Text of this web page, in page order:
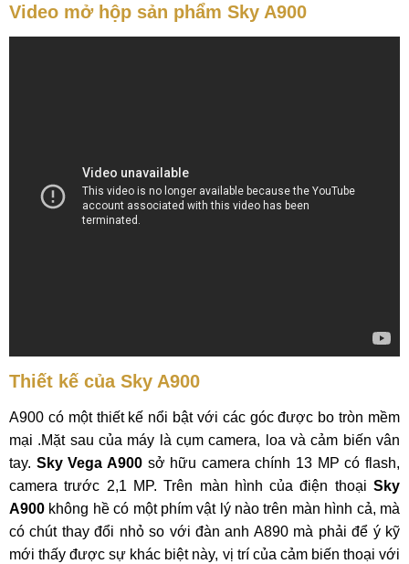
Video mở hộp sản phẩm Sky A900
Thiết kế của Sky A900
A900 có một thiết kế nổi bật với các góc được bo tròn mềm
mại .Mặt sau của máy là cụm camera, loa và cảm biến vân
tay. Sky Vega A900sở hữu camera chính 13 MP có flash,
camera trước 2,1 MP. Trên màn hình của điện thoại Sky
A900 không hề có một phím vật lý nào trên màn hình cả, mà
có chút thay đổi nhỏ so với đàn anh A890 mà phải để ý kỹ
mới thấy được sự khác biệt này, vị trí của cảm biến thoại với